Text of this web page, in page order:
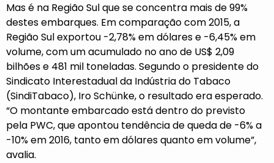
Mas é na Região Sul que se concentra mais de 99%
destes embarques. Em comparação com 2015, a
Região Sul exportou -2,78% em dólares e -6,45% em
volume, com um acumulado no ano de US$ 2,09
bilhões e 481 mil toneladas. Segundo o presidente do
Sindicato Interestadual da Indústria do Tabaco
(SindiTabaco), Iro Schünke, o resultado era esperado.
“O montante embarcado está dentro do previsto
pela PWC, que apontou tendência de queda de -6% a
-10% em 2016, tanto em dólares quanto em volume”,
avalia.